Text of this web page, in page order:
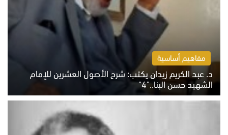
مفاهيم أساسية
د. عبد الكريم زيدان يكتب: شرح الأصول العشرين للإمام
الشهيد حسن البنا.."4"
الخميس 6 أغسطس 2026 10:27 ص